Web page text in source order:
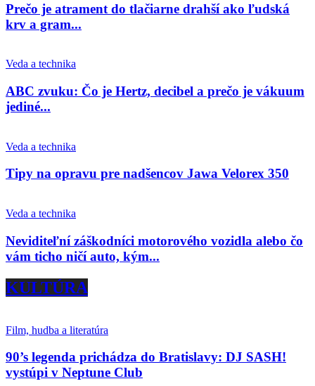
Prečo je atrament do tlačiarne drahší ako ľudská
krv a gram...
Veda a technika
ABC zvuku: Čo je Hertz, decibel a prečo je vákuum
jediné...
Veda a technika
Tipy na opravu pre nadšencov Jawa Velorex 350
Veda a technika
Neviditeľní záškodníci motorového vozidla alebo čo
vám ticho ničí auto, kým...
KULTÚRA
Film, hudba a literatúra
90’s legenda prichádza do Bratislavy: DJ SASH!
vystúpi v Neptune Club